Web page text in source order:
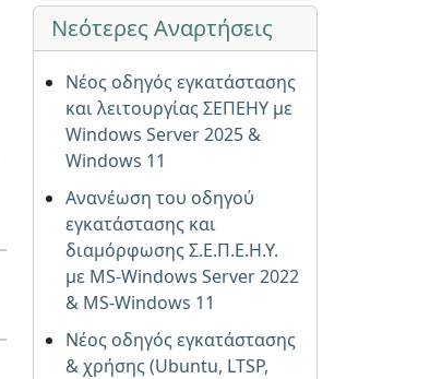
Νεότερες Αναρτήσεις
Νέος οδηγός εγκατάστασης
και λειτουργίας ΣΕΠΕΗΥ με
Windows Server 2025 &
Windows 11
Ανανέωση του οδηγού
εγκατάστασης και
διαμόρφωσης Σ.Ε.Π.Ε.Η.Υ.
με MS-Windows Server 2022
& MS-Windows 11
Νέος οδηγός εγκατάστασης
& χρήσης (Ubuntu, LTSP,